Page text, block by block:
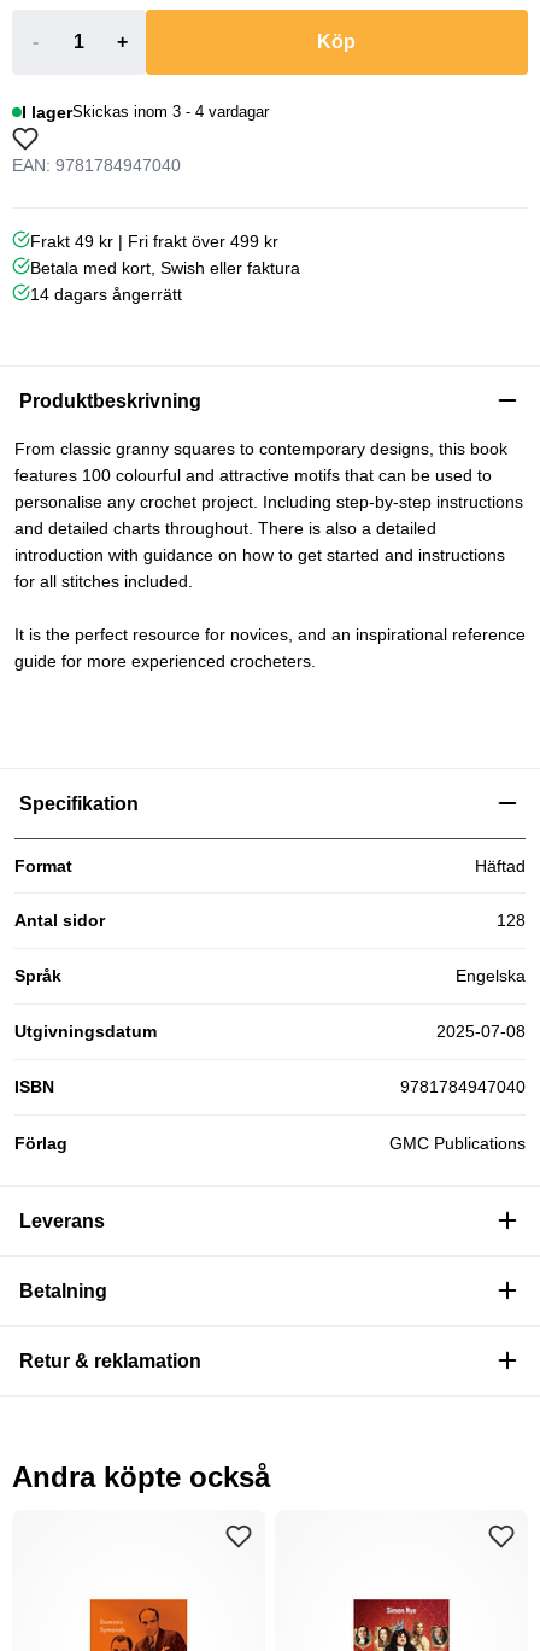
- + Köp
I lagerSkickas inom 3 - 4 vardagar
EAN: 9781784947040
Frakt 49 kr | Fri frakt över 499 kr
Betala med kort, Swish eller faktura
14 dagars ångerrätt
Produktbeskrivning
From classic granny squares to contemporary designs, this book
features 100 colourful and attractive motifs that can be used to
personalise any crochet project. Including step-by-step instructions
and detailed charts throughout. There is also a detailed
introduction with guidance on how to get started and instructions
for all stitches included.
It is the perfect resource for novices, and an inspirational reference
guide for more experienced crocheters.
Specifikation
Format Häftad
Antal sidor 128
Språk Engelska
Utgivningsdatum 2025-07-08
ISBN 9781784947040
Förlag GMC Publications
Leverans
Betalning
Retur & reklamation
Andra köpte också